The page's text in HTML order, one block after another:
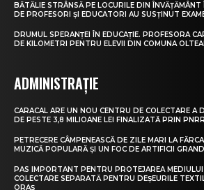
BĂTĂLIE STRÂNSĂ PE LOCURILE DIN
DE PROFESORI ȘI EDUCATORI AU SUSȚINUT
DRUMUL SPERANȚEI ÎN EDUCAȚIE. PROFESORA
DE KILOMETRI PENTRU ELEVII DIN COMUNA
ADMINISTRAȚIE
CARACAL ARE UN NOU CENTRU DE COLECTARE A
DE PESTE 3,8 MILIOANE LEI FINALIZATĂ PRIN PNRR
PETRECERE CÂMPENEASCĂ DE ZILE MARI LA
MUZICĂ POPULARĂ ȘI UN FOC DE ARTIFICII
PAS IMPORTANT PENTRU PROTEJAREA
COLECTARE SEPARATĂ PENTRU DEȘEURILE
ORAȘ